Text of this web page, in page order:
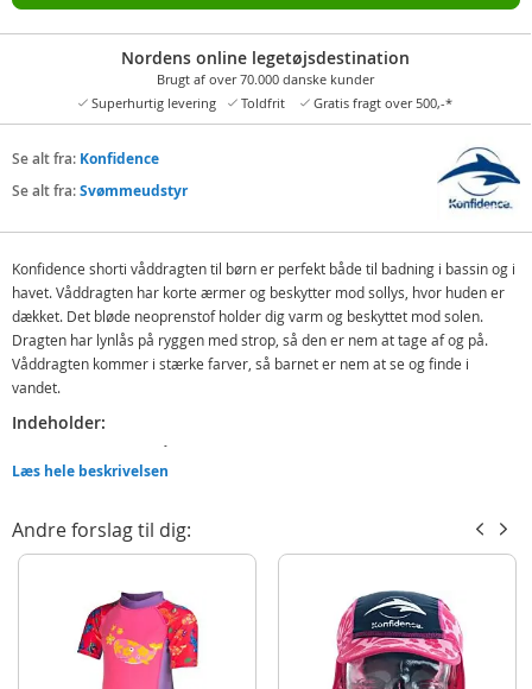
Nordens online legetøjsdestination
Brugt af over 70.000 danske kunder
Superhurtig levering
Toldfrit Gratis fragt over 500,-*
Se alt fra: Konfidence
Se alt fra:Svømmeudstyr
Konfidence shorti våddragten til børn er perfekt både til badning i bassin og i
havet. Våddragten har korte ærmer og beskytter mod sollys, hvor huden er
dækket. Det bløde neoprenstof holder dig varm og beskyttet mod solen.
Dragten har lynlås på ryggen med strop, så den er nem at tage af og på.
Våddragten kommer i stærke farver, så barnet er nem at se og finde i
vandet.
Indeholder:
Konfidence shorti våddragt
Varmeførende
Beskytter mod solen
Farve: Pink
Stof: 80% neopren 20% lycra
Læs hele beskrivelsen
Andre forslag til dig: